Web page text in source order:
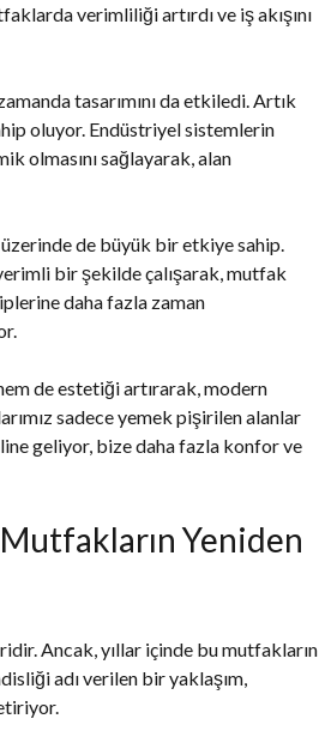
verimliliği artırdı ve iş akışını
tasarımını da etkiledi. Artık
oluyor. Endüstriyel sistemlerin
olmasını sağlayarak, alan
de büyük bir etkiye sahip.
bir şekilde çalışarak, mutfak
daha fazla zaman
de estetiği artırarak, modern
sadece yemek pişirilen alanlar
geliyor, bize daha fazla konfor ve
Yeniden
Ancak, yıllar içinde bu mutfakların
adı verilen bir yaklaşım,